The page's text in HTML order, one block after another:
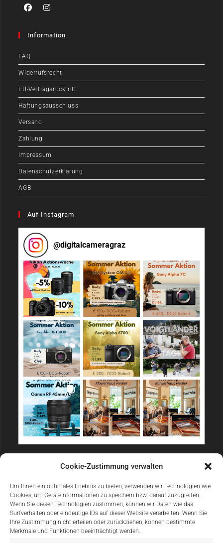
Cookie-Zustimmung verwalten
Um Ihnen ein optimales Erlebnis zu bieten, verwenden wir Technologien wie
Cookies, um Geräteinformationen zu speichern bzw. darauf zuzugreifen.
Wenn Sie diesen Technologien zustimmen, können wir Daten wie das
Surfverhalten oder eindeutige IDs auf dieser Website verarbeiten. Wenn Sie
Ihre Zustimmung nicht erteilen oder zurückziehen, können bestimmte
Merkmale und Funktionen beeinträchtigt werden.
Information
FAQ
Widerrufsrecht
EU-Vertragsrücktritt
Haftungsausschluss
Versand
Zahlung
Impressum
Datenschutzerklärung
AGB
Auf Instagram
@digitalcameragraz
Sicher Einkaufen